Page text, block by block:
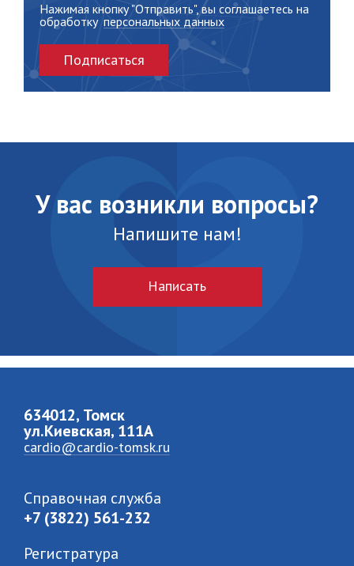
Нажимая кнопку "Отправить", вы соглашаетесь на
обработку персональных данных
Подписаться
У вас возникли вопросы?
Напишите нам!
Написать
634012, Томск
ул.Киевская, 111A
cardio@cardio-tomsk.ru
Справочная служба
+7 (3822) 561-232
Регистратура